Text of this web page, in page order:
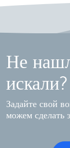
Не
искали?
Задайте свой
можем сделать